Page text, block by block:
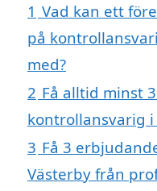
1 Vad kan ett
på
med?
2 Få alltid minst
kontrollansvarig i
3 Få 3
Västerby från